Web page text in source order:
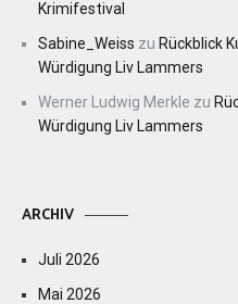
Krimifestival
Sabine_Weiss zu Rückblick
Würdigung Liv Lammers
Werner Ludwig Merkle zu
Würdigung Liv Lammers
ARCHIV
Juli 2026
Mai 2026